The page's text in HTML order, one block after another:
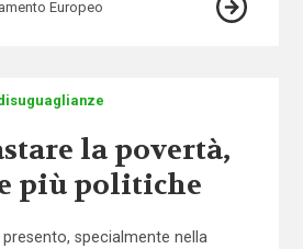
Europeo
la povertà,
più politiche
presento, specialmente nella